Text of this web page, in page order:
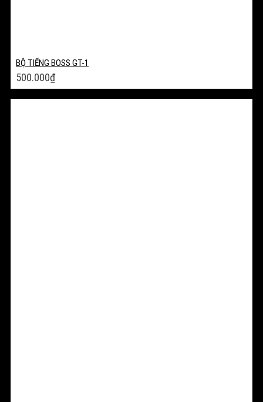
BỘ TIẾNG BOSS GT-1
500.000₫